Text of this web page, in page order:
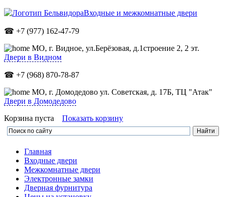
Входные и межкомнатные двери
☎ +7 (977) 162-47-79
МО, г. Видное, ул.Берёзовая, д.1строение 2, 2 эт.
Двери в Видном
☎ +7 (968) 870-78-87
МО, г. Домодедово ул. Советская, д. 17Б, ТЦ "Атак"
Двери в Домодедово
Корзина пуста
Показать корзину
Главная
Входные двери
Межкомнатные двери
Электронные замки
Дверная фурнитура